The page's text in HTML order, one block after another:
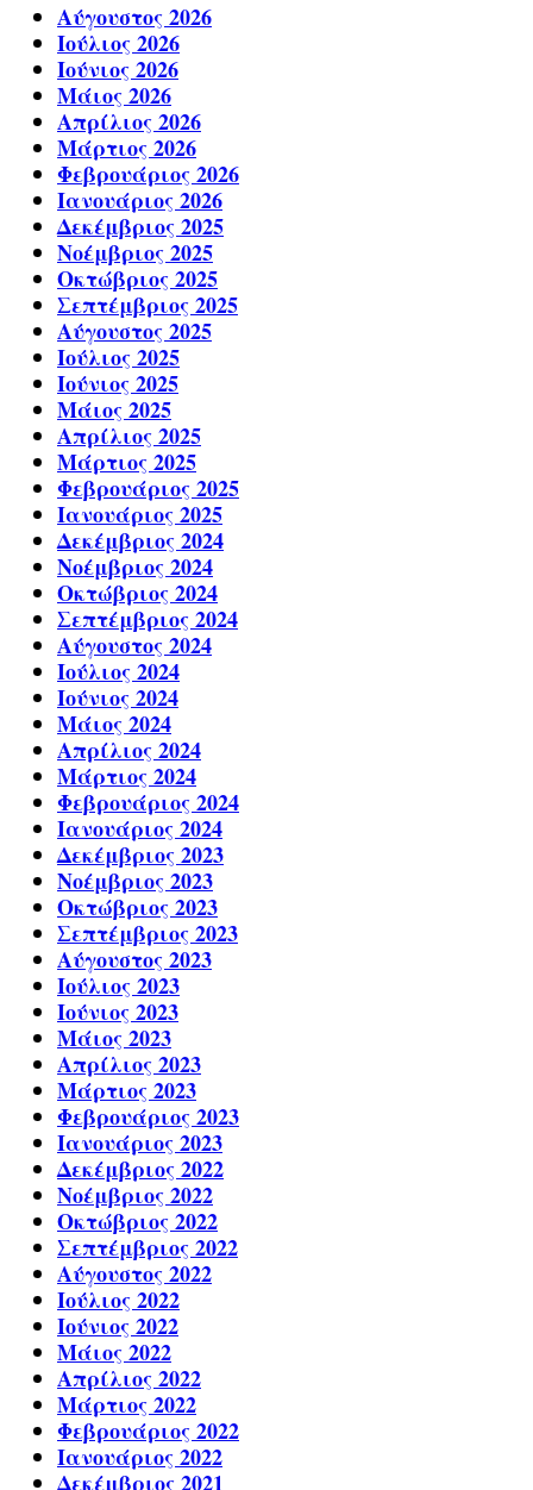
Αύγουστος 2026
Ιούλιος 2026
Ιούνιος 2026
Μάιος 2026
Απρίλιος 2026
Μάρτιος 2026
Φεβρουάριος 2026
Ιανουάριος 2026
Δεκέμβριος 2025
Νοέμβριος 2025
Οκτώβριος 2025
Σεπτέμβριος 2025
Αύγουστος 2025
Ιούλιος 2025
Ιούνιος 2025
Μάιος 2025
Απρίλιος 2025
Μάρτιος 2025
Φεβρουάριος 2025
Ιανουάριος 2025
Δεκέμβριος 2024
Νοέμβριος 2024
Οκτώβριος 2024
Σεπτέμβριος 2024
Αύγουστος 2024
Ιούλιος 2024
Ιούνιος 2024
Μάιος 2024
Απρίλιος 2024
Μάρτιος 2024
Φεβρουάριος 2024
Ιανουάριος 2024
Δεκέμβριος 2023
Νοέμβριος 2023
Οκτώβριος 2023
Σεπτέμβριος 2023
Αύγουστος 2023
Ιούλιος 2023
Ιούνιος 2023
Μάιος 2023
Απρίλιος 2023
Μάρτιος 2023
Φεβρουάριος 2023
Ιανουάριος 2023
Δεκέμβριος 2022
Νοέμβριος 2022
Οκτώβριος 2022
Σεπτέμβριος 2022
Αύγουστος 2022
Ιούλιος 2022
Ιούνιος 2022
Μάιος 2022
Απρίλιος 2022
Μάρτιος 2022
Φεβρουάριος 2022
Ιανουάριος 2022
Δεκέμβριος 2021